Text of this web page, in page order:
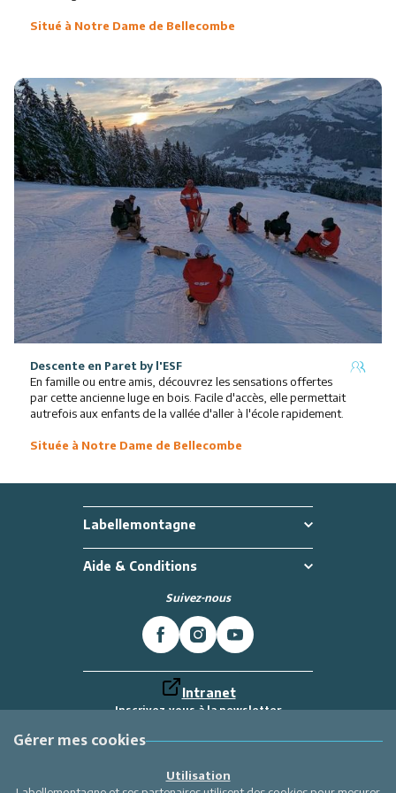
Situé à Notre Dame de Bellecombe
Descente en Paretby l'ESF
En famille ou entre amis, découvrez les sensations offertes
par cette ancienne luge en bois. Facile d'accès, elle permettait
autrefois aux enfants de la vallée d'aller à l'école rapidement.
Située à Notre Dame de Bellecombe
Labellemontagne
Aide & Conditions
Suivez-nous
Intranet
Inscrivez-vous à la newsletter
Labellemontagne
Gérer mes cookies
Utilisation